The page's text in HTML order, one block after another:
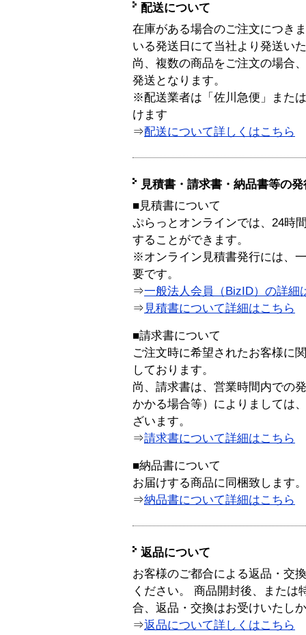
配送について
在庫がある場合のご注文につき
いる発送日にて当社より発送い
尚、複数の商品をご注文の場合
発送となります。
※配送業者は「佐川急便」また
けます
⇒配送について詳しくはこちら
見積書・請求書・納品書等の
■見積書について
ぷらっとオンラインでは、24時
することができます。
※オンライン見積書発行には、
要です。
⇒一般法人会員（BizID）の詳細
⇒ 見積書について詳細はこちら
■請求書について
ご注文時に希望されたお客様に
しております。
尚、請求書は、営業時間内での
かかる場合等）によりましては
ざいます。
⇒請求書について詳細はこちら
■納品書について
お届けする商品に同梱致します。
⇒納品書について詳細はこちら
返品について
お客様のご都合による返品・交
ください。 商品開封後、または
合、返品・交換はお受けいたし
⇒返品について詳しくはこちら